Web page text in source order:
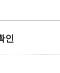
인